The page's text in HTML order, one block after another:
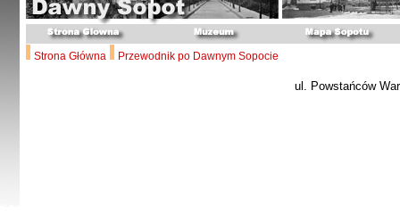
Strona Główna Przewodnik po Dawnym Sopocie
ul. Powstańców